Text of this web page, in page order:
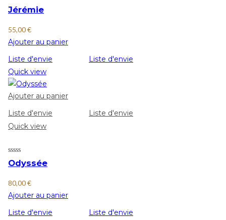
Jérémie
55,00€
Ajouter au panier
Liste d'envie
Liste d'envie
Quick view
Ajouter au panier
Liste d'envie
Liste d'envie
Quick view
Odyssée
80,00€
Ajouter au panier
Liste d'envie
Liste d'envie